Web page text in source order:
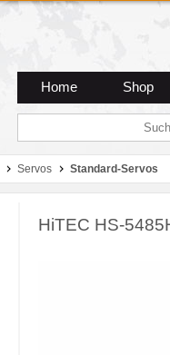
Home Shop
Servos Standard-Servos
HiTEC HS-